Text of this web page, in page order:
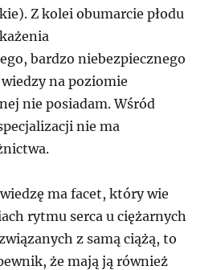
Z kolei obumarcie płodu
bardzo niebezpiecznego
na poziomie
nie posiadam. Wśród
nie ma
ma facet, który wie
rytmu serca u ciężarnych
z samą ciążą, to
że mają ją również